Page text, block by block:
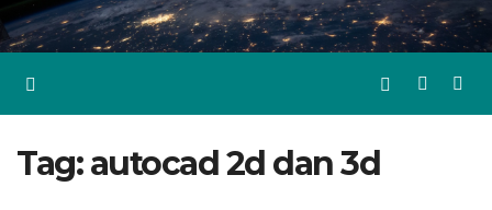
Tag:autocad 2d dan 3d